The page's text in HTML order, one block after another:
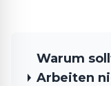
Warum
Arbeiten